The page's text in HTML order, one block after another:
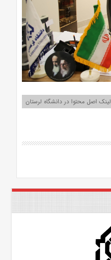
لینک اصل محتوا در دانشگاه لرستان